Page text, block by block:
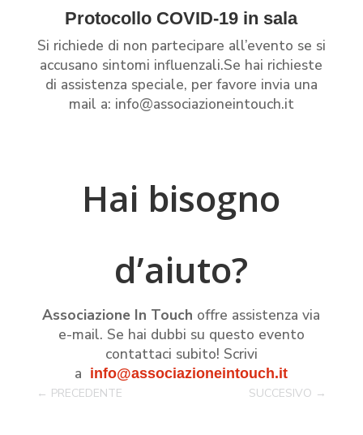
Protocollo COVID-19 in sala
Si richiede di non partecipare all’evento se si
accusano sintomi influenzali.Se hai richieste
di assistenza speciale, per favore invia una
mail a: info@associazioneintouch.it
Hai bisogno
d’aiuto?
Associazione In Touch offre assistenza via
e-mail. Se hai dubbi su questo evento
contattaci subito! Scrivi
a info@associazioneintouch.it
← PRECEDENTE SUCCESIVO →